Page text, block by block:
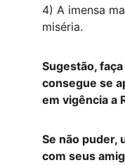
4) A imensa
miséria.
Sugestão,
consegue se
em vigência a
Se não puder,
com seus